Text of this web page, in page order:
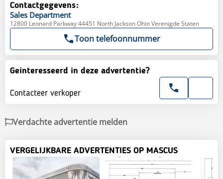
Contactgegevens:
Sales Department
12800 Leonard Parkway 44451 North Jackson Ohio Verenigde Staten
Toon telefoonnummer
Geinteresseerd in deze advertentie?
Contacteer verkoper
Verdachte advertentie melden
VERGELIJKBARE ADVERTENTIES OP MASCUS